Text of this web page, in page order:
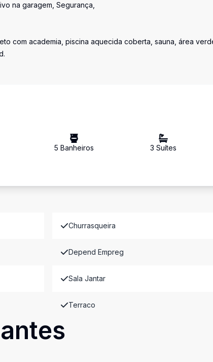
na garagem, Segurança,
com academia, piscina aquecida coberta, sauna, área
5 Banheiros 3 Suítes
Churrasqueira
Depend Empreg
Sala Jantar
Terraco